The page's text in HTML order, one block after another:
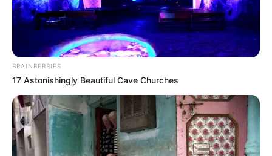
BRAINBERRIES
17 Astonishingly Beautiful Cave Churches